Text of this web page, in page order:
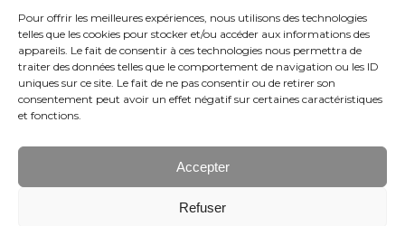
Pour offrir les meilleures expériences, nous utilisons des technologies
telles que les cookies pour stocker et/ou accéder aux informations des
appareils. Le fait de consentir à ces technologies nous permettra de
traiter des données telles que le comportement de navigation ou les ID
uniques sur ce site. Le fait de ne pas consentir ou de retirer son
consentement peut avoir un effet négatif sur certaines caractéristiques
et fonctions.
Accepter
Refuser
Horaires :sur rendez-vous.